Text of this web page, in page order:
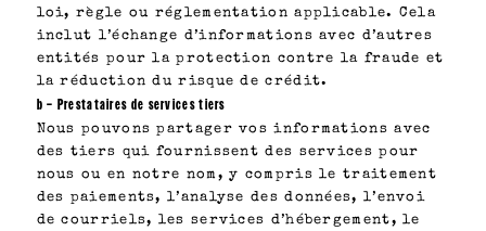
loi, règle ou réglementation applicable. Cela
inclut l’échange d’informations avec d’autres
entités pour la protection contre la fraude et
la réduction du risque de crédit.
b – Prestataires de services tiers
Nous pouvons partager vos informations avec
des tiers qui fournissent des services pour
nous ou en notre nom, y compris le traitement
des paiements, l’analyse des données, l’envoi
de courriels, les services d’hébergement, le